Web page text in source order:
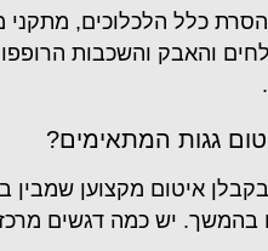
כלל הלכלוכים,
והאבק והשכבות
גגות המתאימים?
איטום מקצוען שמבין
בהמשך. יש כמה דגשים